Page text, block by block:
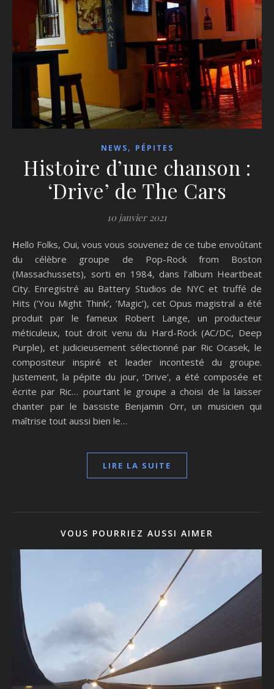
NEWS, PÉPITES
Histoire d’une chanson :
‘Drive’ de The Cars
10 janvier 2021
Hello Folks, Oui, vous vous souvenez de ce tube envoûtant
du célèbre groupe de Pop-Rock from Boston
(Massachussets), sorti en 1984, dans l’album Heartbeat
City. Enregistré au Battery Studios de NYC et truffé de
Hits (‘You Might Think’, ‘Magic’), cet Opus magistral a été
produit par le fameux Robert Lange, un producteur
méticuleux, tout droit venu du Hard-Rock (AC/DC, Deep
Purple), et judicieusement sélectionné par Ric Ocasek, le
compositeur inspiré et leader incontesté du groupe.
Justement, la pépite du jour, ‘Drive’, a été composée et
écrite par Ric… pourtant le groupe a choisi de la laisser
chanter par le bassiste Benjamin Orr, un musicien qui
maîtrise tout aussi bien le…
LIRE LA SUITE
VOUS POURRIEZ AUSSI AIMER